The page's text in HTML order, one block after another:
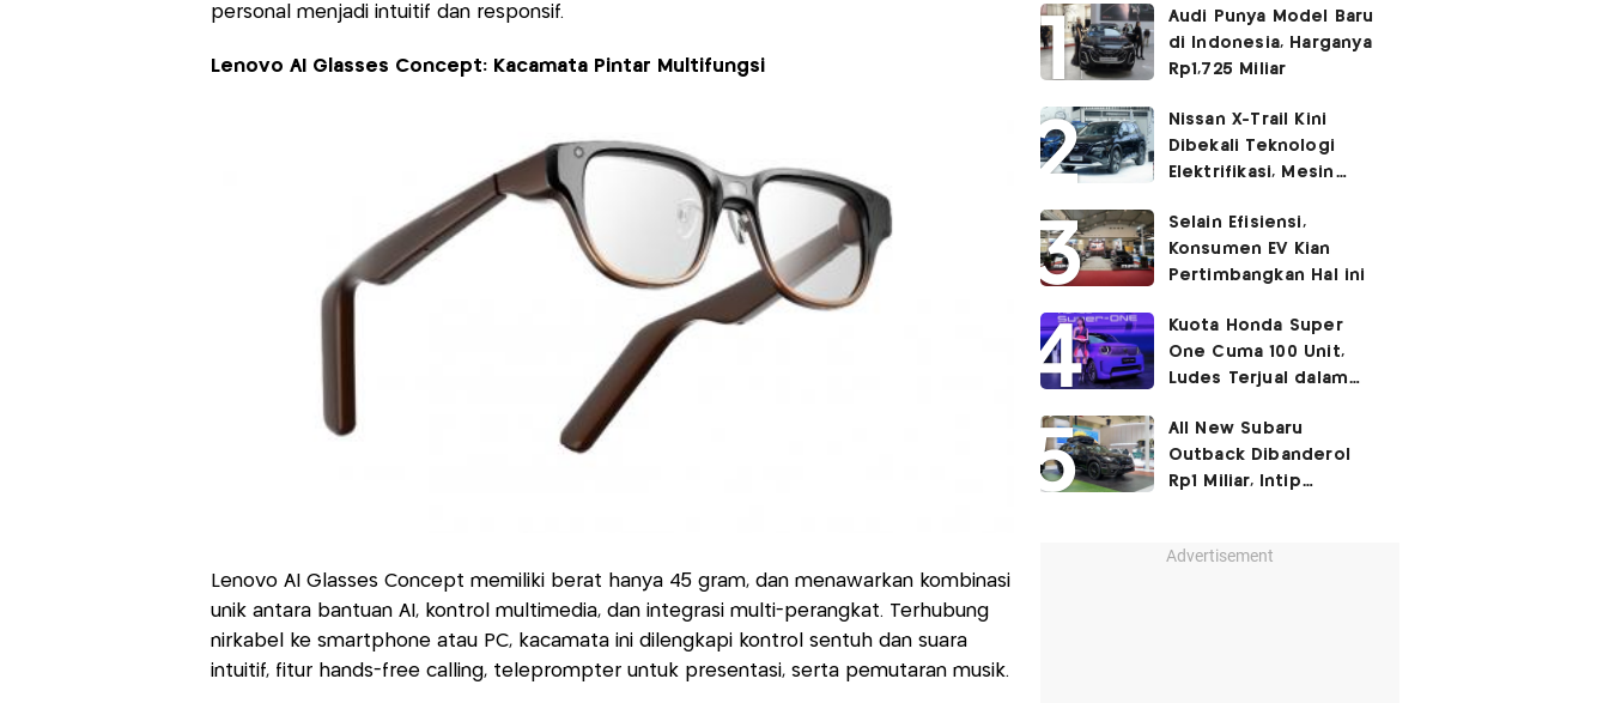
personal menjadi intuitif dan responsif.
Lenovo AI Glasses Concept: Kacamata Pintar Multifungsi
Lenovo AI Glasses Concept memiliki berat hanya 45 gram, dan menawarkan kombinasi
unik antara bantuan AI, kontrol multimedia, dan integrasi multi-perangkat. Terhubung
nirkabel ke smartphone atau PC, kacamata ini dilengkapi kontrol sentuh dan suara
intuitif, fitur hands-free calling, teleprompter untuk presentasi, serta pemutaran musik.
Audi Punya Model Baru
di Indonesia, Harganya
Rp1,725 Miliar
Nissan X-Trail Kini
Dibekali Teknologi
Elektrifikasi, Mesin
Selain Efisiensi,
Konsumen EV Kian
Pertimbangkan Hal ini
Kuota Honda Super
One Cuma 100 Unit,
Ludes Terjual dalam
All New Subaru
Outback Dibanderol
Rp1 Miliar, Intip
Advertisement